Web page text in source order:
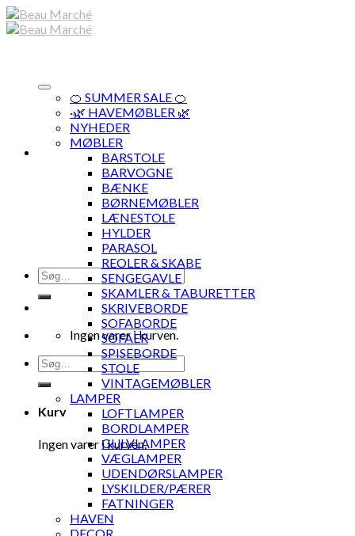
Skip
to
Søg
efter:
Ingen varer i kurven.
Søg
efter:
Kurv
Ingen varer i kurven.
🍊 SUMMER SALE 🍊
·🌿 HAVEMØBLER 🌿
NYHEDER
MØBLER
BARSTOLE
BARVOGNE
BÆNKE
BØRNEMØBLER
LÆNESTOLE
HYLDER
PARASOL
REOLER & SKABE
SENGEGAVLE
SKAMLER & TABURETTER
SKRIVEBORDE
SOFABORDE
SOFAER
SPISEBORDE
STOLE
VINTAGEMØBLER
LAMPER
LOFTLAMPER
BORDLAMPER
GULVLAMPER
VÆGLAMPER
UDENDØRSLAMPER
LYSKILDER/PÆRER
FATNINGER
HAVEN